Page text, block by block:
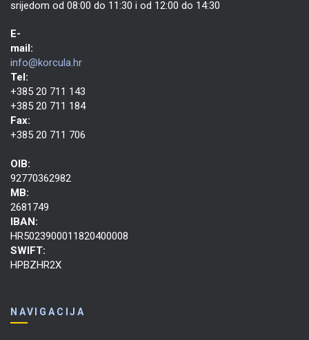
srijedom od 08:00 do 11:30 i od 12:00 do 14:30
E-
mail:
info@korcula.hr
Tel:
+385 20 711 143
+385 20 711 184
Fax:
+385 20 711 706
OIB:
92770362982
MB:
2681749
IBAN:
HR5023900011820400008
SWIFT:
HPBZHR2X
NAVIGACIJA